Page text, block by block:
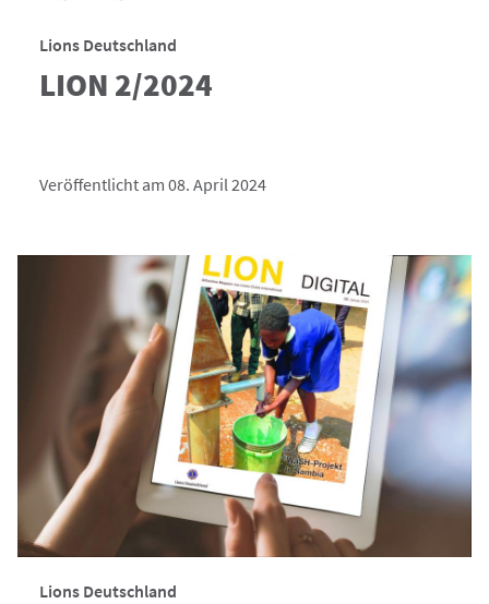
Lions Deutschland
LION 2/2024
Veröffentlicht am 08. April 2024
Lions Deutschland